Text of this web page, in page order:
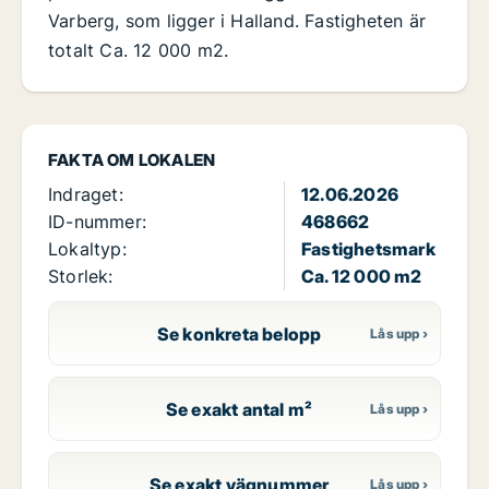
FAKTA OM LOKALEN
Indraget:
12.06.2026
ID-nummer:
468662
Lokaltyp:
Fastighetsmark
Storlek:
Ca. 12 000 m2
Se konkreta belopp
Se exakt antal m²
Se exakt vägnummer
Varberg, som ligger i Halland. Fastigheten är
totalt Ca. 12 000 m2.